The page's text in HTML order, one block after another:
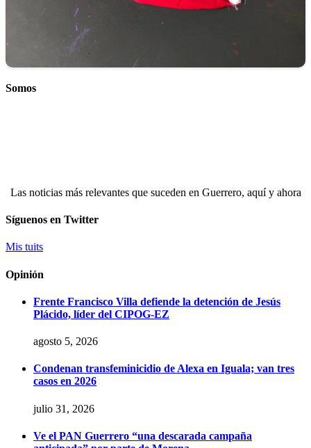
Somos
Las noticias más relevantes que suceden en Guerrero, aquí y ahora
Síguenos en Twitter
Mis tuits
Opinión
Frente Francisco Villa defiende la detención de Jesús
Plácido, líder del CIPOG-EZ
agosto 5, 2026
Condenan transfeminicidio de Alexa en Iguala; van tres
casos en 2026
julio 31, 2026
Ve el PAN Guerrero “una descarada campaña